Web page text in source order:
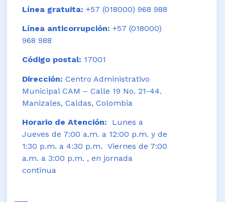
Línea gratuita: +57 (018000) 968 988
Línea anticorrupción: +57 (018000)
968 988
Código postal: 17001
Dirección: Centro Administrativo
Municipal CAM – Calle 19 No. 21-44.
Manizales, Caldas, Colombia
Horario de Atención: Lunes a
Jueves de 7:00 a.m. a 12:00 p.m. y de
1:30 p.m. a 4:30 p.m. Viernes de 7:00
a.m. a 3:00 p.m. , en jornada
continua